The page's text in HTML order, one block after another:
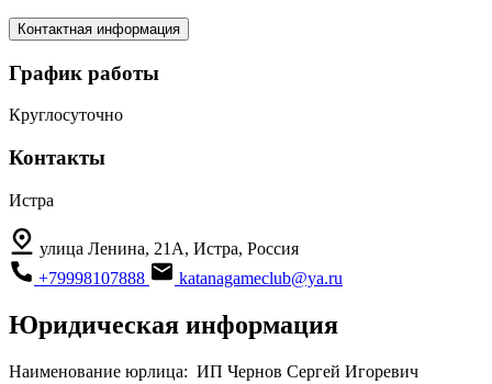
Контактная информация
График работы
Круглосуточно
Контакты
Истра
улица Ленина, 21А, Истра, Россия
+79998107888
katanagameclub@ya.ru
Юридическая информация
Наименование юрлица: ИП Чернов Сергей Игоревич